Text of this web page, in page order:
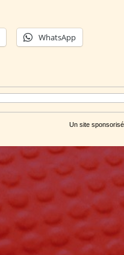
WhatsApp
Un site